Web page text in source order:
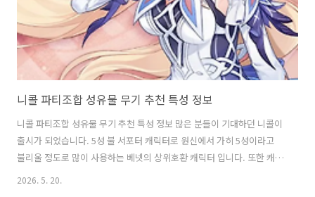
니콜 파티조합 성유물 무기 추천 특성 정보
니콜 파티조합 성유물 무기 추천 특성 정보 많은 분들이 기대하던 니콜이
출시가 되었습니다. 5성 불 서포터 캐릭터로 원신에서 가히 5성이라고
불리울 정도로 많이 사용하는 베넷의 상위호환 캐릭터 입니다. 또한 캐릭
터 모델링까지 예쁘게 나왔기 때문에 이번에 많은 분들이 뽑을것 같네요
2026. 5. 20.